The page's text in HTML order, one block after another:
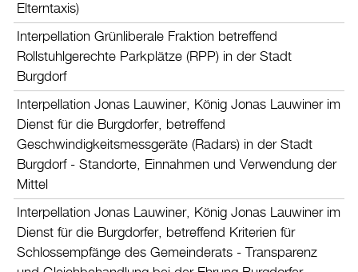
Elterntaxis)
Interpellation Grünliberale Fraktion betreffend
Rollstuhlgerechte Parkplätze (RPP) in der Stadt
Burgdorf
Interpellation Jonas Lauwiner, König Jonas Lauwiner im
Dienst für die Burgdorfer, betreffend
Geschwindigkeitsmessgeräte (Radars) in der Stadt
Burgdorf - Standorte, Einnahmen und Verwendung der
Mittel
Interpellation Jonas Lauwiner, König Jonas Lauwiner im
Dienst für die Burgdorfer, betreffend Kriterien für
Schlossempfänge des Gemeinderats - Transparenz